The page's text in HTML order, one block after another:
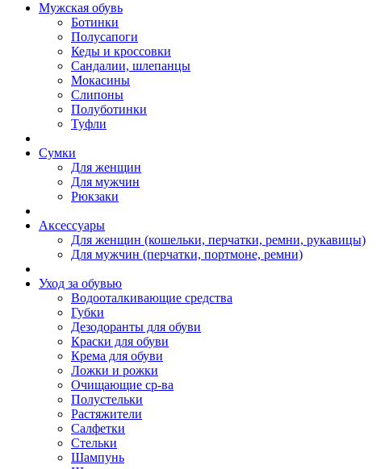
Мужская обувь
Ботинки
Полусапоги
Кеды и кроссовки
Сандалии, шлепанцы
Мокасины
Слипоны
Полуботинки
Туфли
Сумки
Для женщин
Для мужчин
Рюкзаки
Аксессуары
Для женщин (кошельки, перчатки, ремни, рукавицы)
Для мужчин (перчатки, портмоне, ремни)
Уход за обувью
Водооталкивающие средства
Губки
Дезодоранты для обуви
Краски для обуви
Крема для обуви
Ложки и рожки
Очищающие ср-ва
Полустельки
Растяжители
Салфетки
Стельки
Шампунь